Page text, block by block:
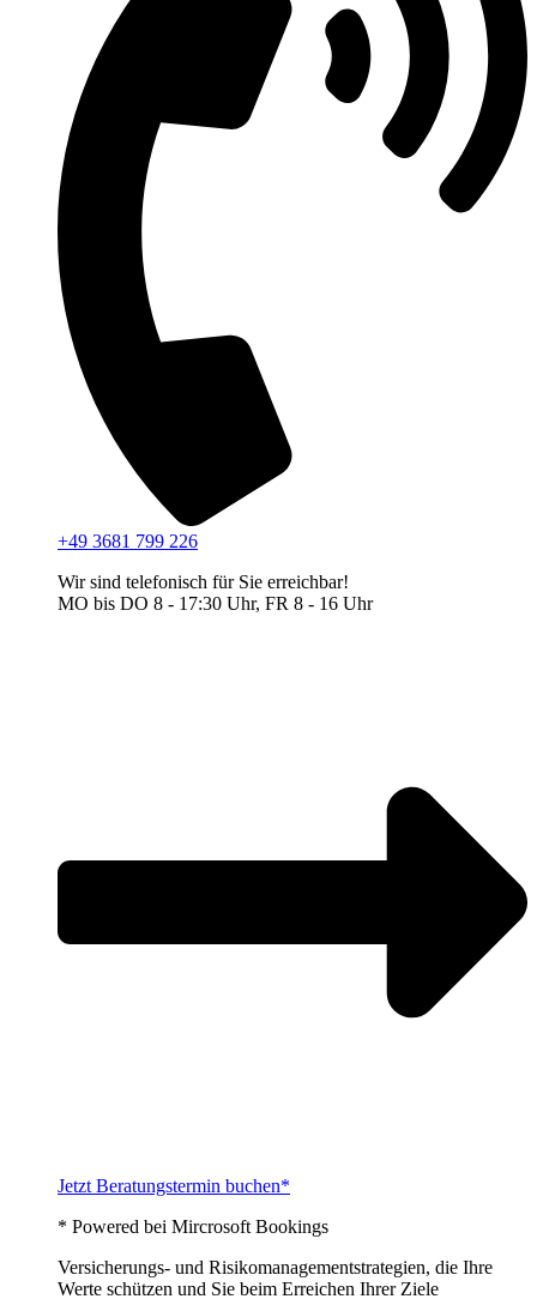
+49 3681 799 226
Wir sind telefonisch für Sie erreichbar!
MO bis DO 8 - 17:30 Uhr, FR 8 - 16 Uhr
Jetzt Beratungstermin buchen*
* Powered bei Mircrosoft Bookings
Versicherungs- und Risikomanagementstrategien, die Ihre
Werte schützen und Sie beim Erreichen Ihrer Ziele